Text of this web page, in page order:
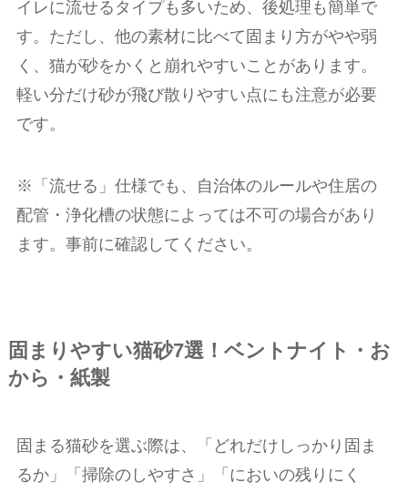
イレに流せるタイプも多いため、後処理も簡単で
す。ただし、他の素材に比べて固まり方がやや弱
く、猫が砂をかくと崩れやすいことがあります。
軽い分だけ砂が飛び散りやすい点にも注意が必要
です。
※「流せる」仕様でも、自治体のルールや住居の
配管・浄化槽の状態によっては不可の場合があり
ます。事前に確認してください。
固まりやすい猫砂7選！ベントナイト・お
から・紙製
固まる猫砂を選ぶ際は、「どれだけしっかり固ま
るか」「掃除のしやすさ」「においの残りにく